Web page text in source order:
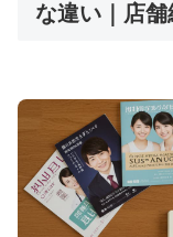
📱
オンラ
お試し感覚で
談から手続き
な違い｜店